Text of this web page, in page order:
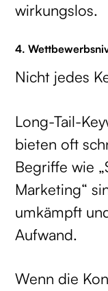
wirkungslos.
4.
Nicht jedes
Long-Tail-
bieten oft
Begriffe wie
Marketing“
umkämpft
Aufwand.
Wenn die